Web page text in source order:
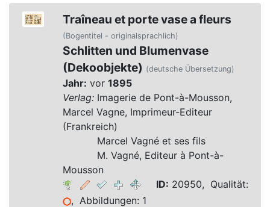
Traîneau et porte vase a fleurs
(Bogentitel - originalsprachlich)
Schlitten und Blumenvase
(Dekoobjekte) (deutsche Übersetzung)
Jahr: vor 1895
Verlag:Imagerie de Pont-à-Mousson,
Marcel Vagne, Imprimeur-Editeur
(Frankreich)
Marcel Vagné et ses fils
M. Vagné, Editeur à Pont-à-
Mousson
ID: 20950, Qualität:
, Abbildungen: 1